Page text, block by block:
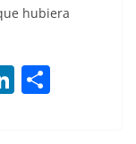
hubiera
Li
n